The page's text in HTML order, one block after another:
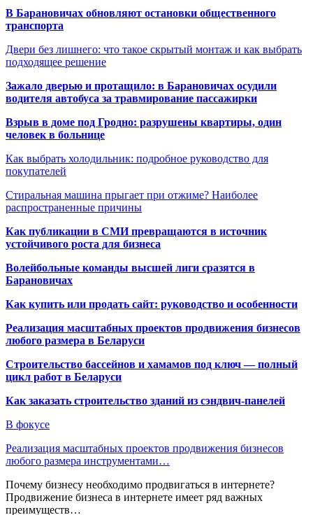
В Барановичах обновляют остановки общественного
транспорта
Двери без лишнего: что такое скрытый монтаж и как выбрать
подходящее решение
Зажало дверью и протащило: в Барановичах осудили
водителя автобуса за травмирование пассажирки
Взрыв в доме под Гродно: разрушены квартиры, один
человек в больнице
Как выбрать холодильник: подробное руководство для
покупателей
Стиральная машина прыгает при отжиме? Наиболее
распространенные причины
Как публикации в СМИ превращаются в источник
устойчивого роста для бизнеса
Волейбольные команды высшей лиги сразятся в
Барановичах
Как купить или продать сайт: руководство и особенности
Реализация масштабных проектов продвижения бизнесов
любого размера в Беларуси
Строительство бассейнов и хамамов под ключ — полный
цикл работ в Беларуси
Как заказать строительство зданий из сэндвич-панелей
В фокусе
Реализация масштабных проектов продвижения бизнесов
любого размера инструментами…
Почему бизнесу необходимо продвигаться в интернете?
Продвижение бизнеса в интернете имеет ряд важных
преимуществ…